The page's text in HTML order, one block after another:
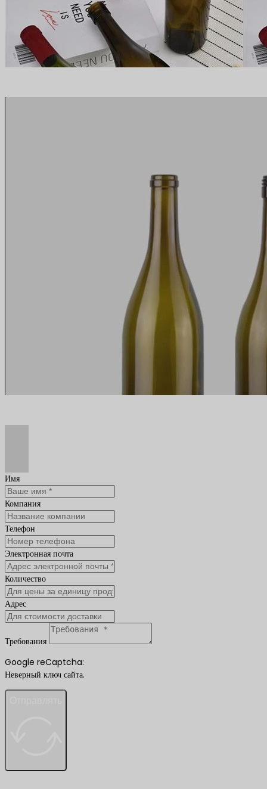
Имя
Компания
Телефон
Электронная почта
Количество
Адрес
Требования
Google reCaptcha:
Неверный ключ сайта.